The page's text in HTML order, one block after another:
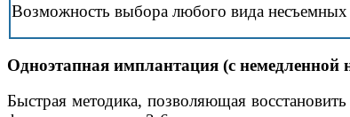
Возможность выбора любого вида несъемных
Одноэтапная имплантация (с немедленной
Быстрая методика, позволяющая